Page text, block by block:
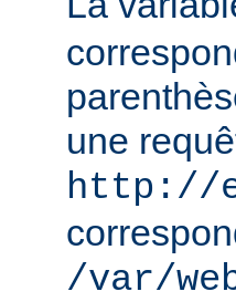
une
http://
/var/